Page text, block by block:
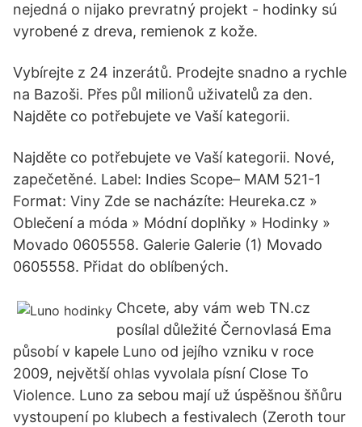
nejedná o nijako prevratný projekt - hodinky sú
vyrobené z dreva, remienok z kože.
Vybírejte z 24 inzerátů. Prodejte snadno a rychle
na Bazoši. Přes půl milionů uživatelů za den.
Najděte co potřebujete ve Vaší kategorii.
Najděte co potřebujete ve Vaší kategorii. Nové,
zapečetěné. Label: Indies Scope‎– MAM 521-1
Format: Viny Zde se nacházíte: Heureka.cz »
Oblečení a móda » Módní doplňky » Hodinky »
Movado 0605558. Galerie Galerie (1) Movado
0605558. Přidat do oblíbených.
Chcete, aby vám web TN.cz
posílal důležité Černovlasá Ema
působí v kapele Luno od jejího vzniku v roce
2009, největší ohlas vyvolala písní Close To
Violence. Luno za sebou mají už úspěšnou šňůru
vystoupení po klubech a festivalech (Zeroth tour